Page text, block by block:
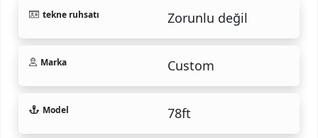
tekne ruhsatı Zorunlu değil
Marka Custom
Model 78ft